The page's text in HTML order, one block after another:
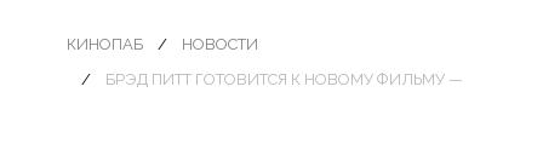
КИНОПАБ
НОВОСТИ
БРЭД ПИТТ ГОТОВИТСЯ К НОВОМУ ФИЛЬМУ —